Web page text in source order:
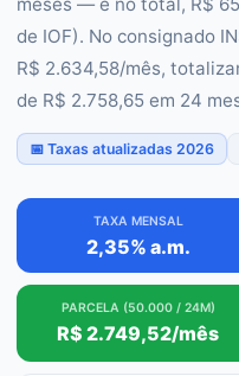
de IOF). No consignado
R$ 2.634,58/mês,
de R$ 2.758,65 em 24
📅 Taxas atualizadas 2026
TAXA MENSAL
2,35% a.m.
PARCELA (50.000 / 24M)
R$ 2.749,52/mês